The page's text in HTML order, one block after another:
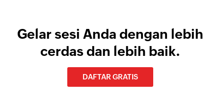
Gelar sesi Anda dengan lebih
cerdas dan lebih baik.
DAFTAR GRATIS